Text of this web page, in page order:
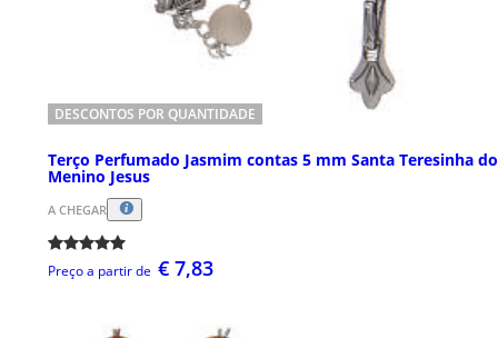
DESCONTOS POR QUANTIDADE
Terço Perfumado Jasmim contas 5 mm Santa Teresinha do
Menino Jesus
A CHEGAR
Preço a partir de € 7,83